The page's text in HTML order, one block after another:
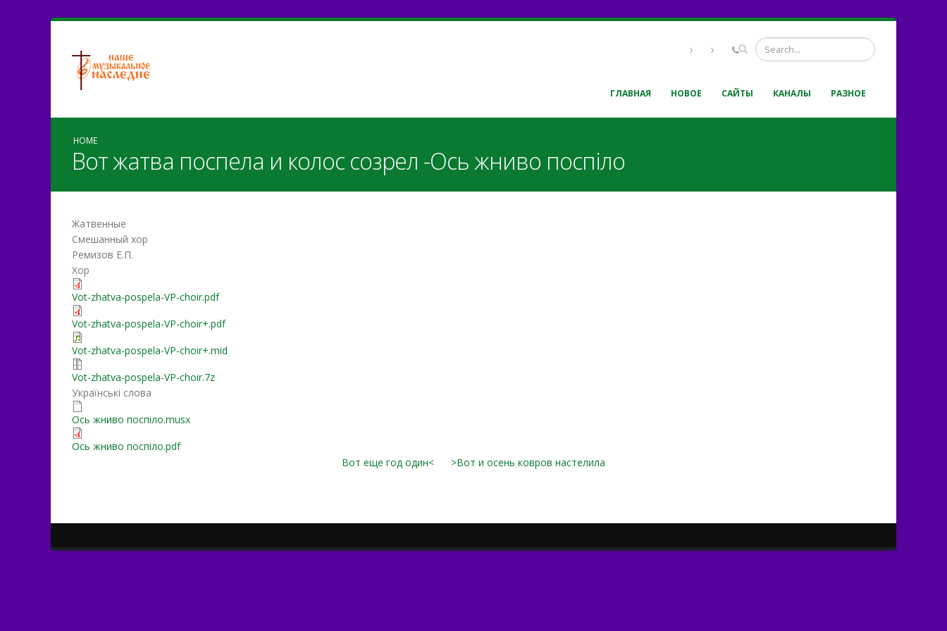
ГЛАВНАЯ НОВОЕ САЙТЫ КАНАЛЫ РАЗНОЕ
HOME
Вот жатва поспела и колос созрел -Ось жниво поспіло
Жатвенные
Смешанный хор
Ремизов Е.П.
Хор
Vot-zhatva-pospela-VP-choir.pdf
Vot-zhatva-pospela-VP-choir+.pdf
Vot-zhatva-pospela-VP-choir+.mid
Vot-zhatva-pospela-VP-choir.7z
Українські слова
Ось жниво поспіло.musx
Ось жниво поспіло.pdf
Вот еще год один<
>Вот и осень ковров настелила